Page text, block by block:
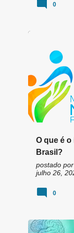
0
O que é
Brasil?
postado por
julho 26,
0